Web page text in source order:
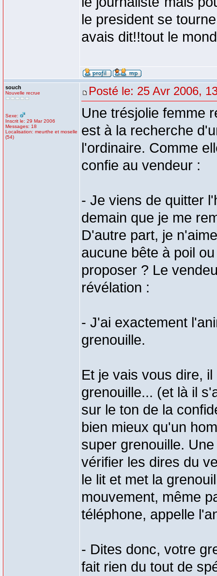
le president se
avais dit!!tout le
souch
Nouvelle recrue
Sexe:
Inscrit le: 29 Mar 2006
Messages: 18
Localisation: meurthe et moselle
(54)
Posté le: 25 Avr 2006,
Une trésjolie femme
est à la recherche
l'ordinaire. Comme
confie au vendeur :
- Je viens de quitter
demain que je me
D'autre part, je
aucune bête à poil
proposer ? Le
révélation :
- J'ai exactement
grenouille.
Et je vais vous dire,
grenouille... (et là il
sur le ton de la
bien mieux qu'un
super grenouille.
vérifier les dires du
le lit et met la
mouvement, même
téléphone, appelle
- Dites donc, votre
fait rien du tout de